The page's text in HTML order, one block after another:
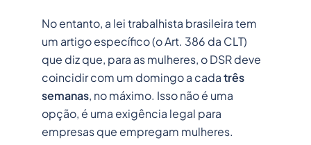
No entanto, a lei trabalhista brasileira tem
um artigo específico (o Art. 386 da CLT)
que diz que, para as mulheres, o DSR deve
coincidir com um domingo a cadatrês
semanas, no máximo. Isso não é uma
opção, é uma exigência legal para
empresas que empregam mulheres.